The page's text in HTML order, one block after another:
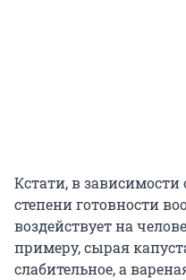
Кстати, в зависимости
степени готовности
воздействует на
примеру, сырая
слабительное, а